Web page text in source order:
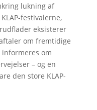
lukning af
festivalerne,
eksisterer
om fremtidige
om
– og en
den store KLAP-